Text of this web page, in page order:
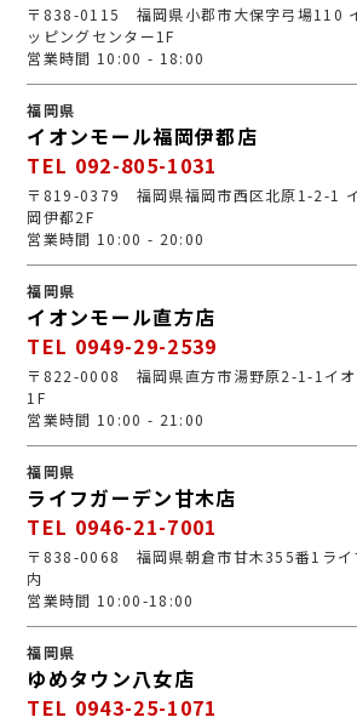
〒838-0115 福岡県小郡市大保字弓場110
ッピングセンター1F
営業時間 10:00 - 18:00
福岡県
イオンモール福岡伊都店
TEL 092-805-1031
〒819-0379 福岡県福岡市西区北原1-2-1
岡伊都2F
営業時間 10:00 - 20:00
福岡県
イオンモール直方店
TEL 0949-29-2539
〒822-0008 福岡県直方市湯野原2-1-1イオ
1F
営業時間 10:00 - 21:00
福岡県
ライフガーデン甘木店
TEL 0946-21-7001
〒838-0068 福岡県朝倉市甘木355番1ライ
内
営業時間 10:00-18:00
福岡県
ゆめタウン八女店
TEL 0943-25-1071